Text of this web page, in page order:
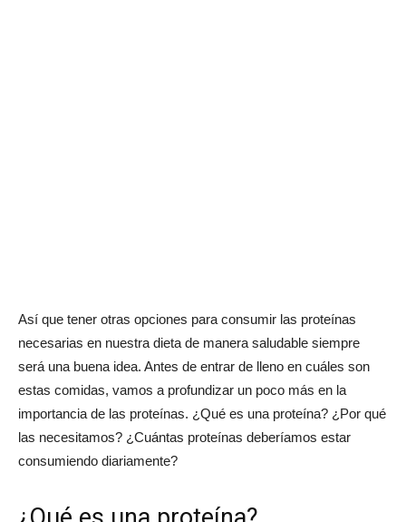
Así que tener otras opciones para consumir las proteínas
necesarias en nuestra dieta de manera saludable siempre
será una buena idea. Antes de entrar de lleno en cuáles son
estas comidas, vamos a profundizar un poco más en la
importancia de las proteínas. ¿Qué es una proteína? ¿Por qué
las necesitamos? ¿Cuántas proteínas deberíamos estar
consumiendo diariamente?